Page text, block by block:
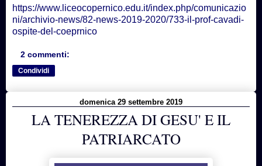
https://www.liceocopernico.edu.it/index.php/comunicazio
ni/archivio-news/82-news-2019-2020/733-il-prof-cavadi-
ospite-del-coeprnico
2 commenti:
Condividi
domenica 29 settembre 2019
LA TENEREZZA DI GESU' E IL
PATRIARCATO